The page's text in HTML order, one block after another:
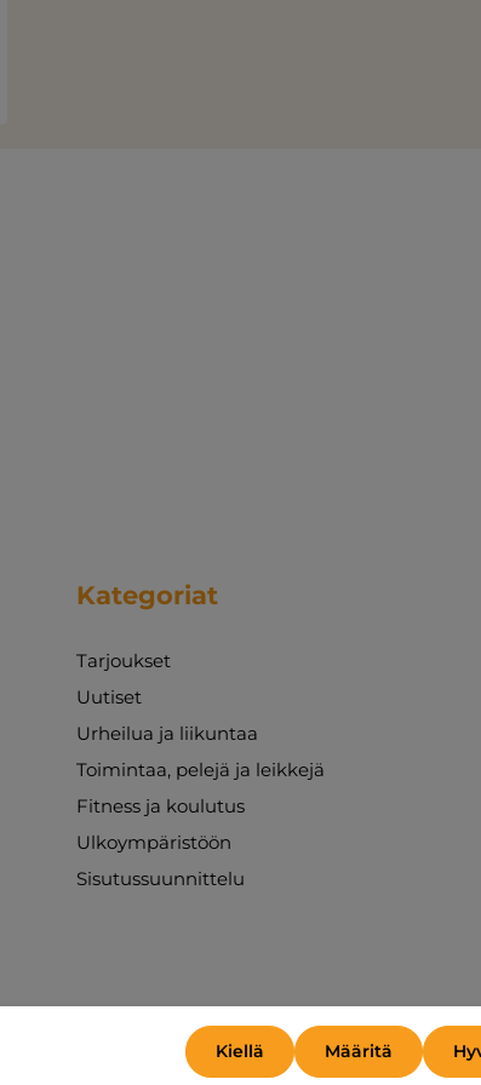
Kategoriat
Tarjoukset
Uutiset
Urheilua ja liikuntaa
Toimintaa, pelejä ja leikkejä
Fitness ja koulutus
Ulkoympäristöön
Sisutussuunnittelu
Kiellä Määritä